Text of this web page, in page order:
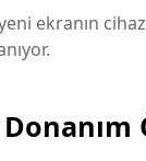
ekranın